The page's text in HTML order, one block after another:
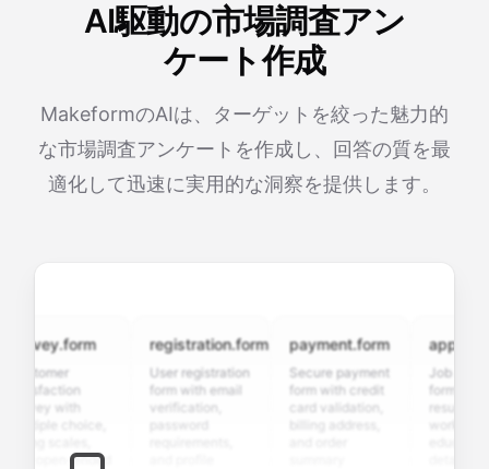
AI駆動の市場調査アン
ケート作成
MakeformのAIは、ターゲットを絞った魅力的
な市場調査アンケートを作成し、回答の質を最
適化して迅速に実用的な洞察を提供します。
with
open-ended
registration.form
User registration
form with email
verification,
payment.form
Secure payment
form with credit
card validation,
Job
form with
resume